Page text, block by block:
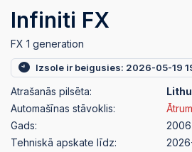
Infiniti FX
FX 1 generation
Izsole ir beigusies: 2026-05-19
Atrašanās pilsēta:
Automašīnas stāvoklis:
Gads:
2006
Tehniskā apskate līdz: